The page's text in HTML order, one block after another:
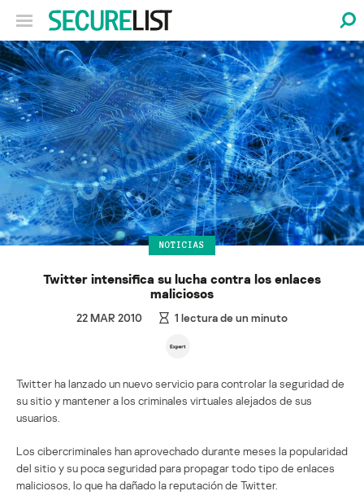
NOTICIAS
Twitter intensifica su lucha contra los enlaces
maliciosos
22 MAR 2010 1 lectura de un minuto
Twitter ha lanzado un nuevo servicio para controlar la seguridad de
su sitio y mantener a los criminales virtuales alejados de sus
usuarios.
Los cibercriminales han aprovechado durante meses la popularidad
del sitio y su poca seguridad para propagar todo tipo de enlaces
maliciosos, lo que ha dañado la reputación de Twitter.